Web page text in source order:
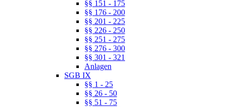
§§ 151 - 175
§§ 176 - 200
§§ 201 - 225
§§ 226 - 250
§§ 251 - 275
§§ 276 - 300
§§ 301 - 321
Anlagen
SGB IX
§§ 1 - 25
§§ 26 - 50
§§ 51 - 75